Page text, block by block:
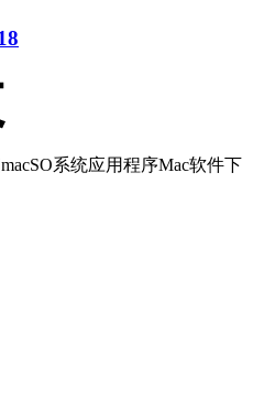
系统应用程序Mac软件下